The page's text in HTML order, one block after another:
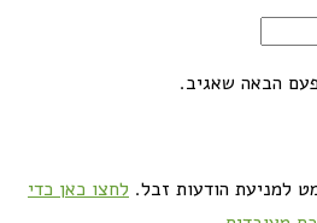
הבאה שאגיב.
למניעת הודעות זבל. לחצו כאן כדי